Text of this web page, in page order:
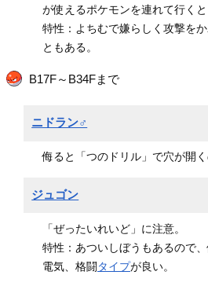
が使えるポケモンを連れて行くと
特性：よちむで嫌らしく攻撃を
ともある。
B17F～B34Fまで
ニドラン♂
侮ると「つのドリル」で穴が開く
ジュゴン
「ぜったいれいど」に注意。
特性：あついしぼうもあるので、
電気、格闘タイプが良い。